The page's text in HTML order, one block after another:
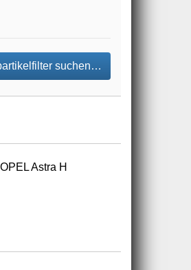
suchen…
Astra H